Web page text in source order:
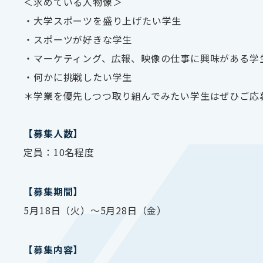
・大学スポーツを盛り上げたい学生
・スポーツが好きな学生
・マーケティング、広報、映像の仕事に興味がある学
・何かに挑戦したい学生
＊学業を優先しつつ取り組んでみたい学生はぜひご応
【募集人数】
定員：10名程度
【募集期間】
5月18日（火）～5月28日（金）
【募集内容】